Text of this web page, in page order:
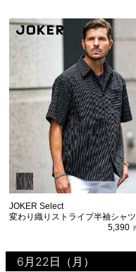
JOKER Select
変わり織りストライプ半袖シャツ
5,390
6月22日（月）